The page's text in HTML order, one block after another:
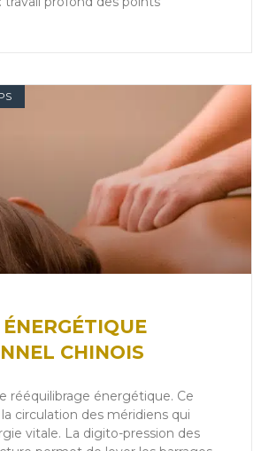
CHINOIS
rééquilibrage énergétique. Ce
circulation des méridiens qui
vitale. La digito-pression des